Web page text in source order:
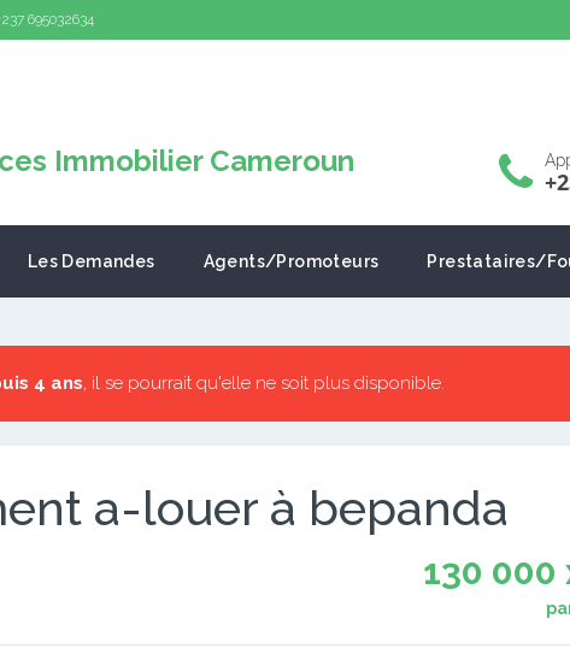
695032634
Les Demandes Agents/Promoteurs Prestataires/
4 ans, il se pourrait qu'elle ne soit plus disponible.
a-louer à bepanda
130 000